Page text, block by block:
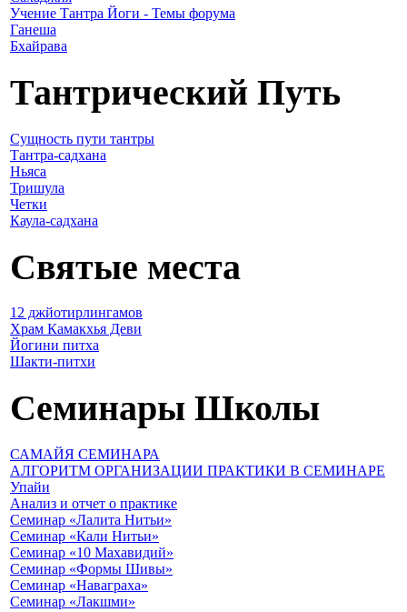
Учение Тантра Йоги - Темы форума
Ганеша
Бхайрава
Тантрический Путь
Сущность пути тантры
Тантра-садхана
Ньяса
Тришула
Четки
Каула-садхана
Святые места
12 джйотирлингамов
Храм Камакхья Деви
Йогини питха
Шакти-питхи
Семинары Школы
САМАЙЯ СЕМИНАРА
АЛГОРИТМ ОРГАНИЗАЦИИ ПРАКТИКИ В СЕМИНАРЕ
Упайи
Анализ и отчет о практике
Семинар «Лалита Нитьи»
Семинар «Кали Нитьи»
Семинар «10 Махавидий»
Семинар «Формы Шивы»
Семинар «Наваграха»
Семинар «Лакшми»